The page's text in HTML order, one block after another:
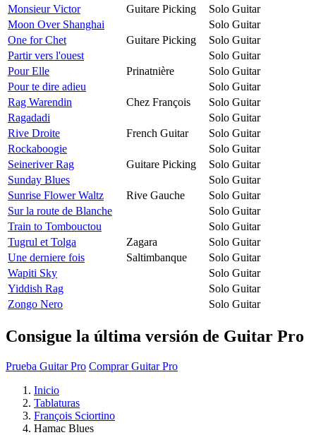
Monsieur Victor
Guitare Picking
Solo Guitar
Moon Over Shanghai
Solo Guitar
One for Chet
Guitare Picking
Solo Guitar
Partir vers l'ouest
Solo Guitar
Pour Elle
Prinatnière
Solo Guitar
Pour te dire adieu
Solo Guitar
Rag Warendin
Chez François
Solo Guitar
Ragadadi
Solo Guitar
Rive Droite
French Guitar
Solo Guitar
Rockaboogie
Solo Guitar
Seineriver Rag
Guitare Picking
Solo Guitar
Sunday Blues
Solo Guitar
Sunrise Flower Waltz
Rive Gauche
Solo Guitar
Sur la route de Blanche
Solo Guitar
Train to Tombouctou
Solo Guitar
Tugrul et Tolga
Zagara
Solo Guitar
Une derniere fois
Saltimbanque
Solo Guitar
Wapiti Sky
Solo Guitar
Yiddish Rag
Solo Guitar
Zongo Nero
Solo Guitar
Consigue la última versión de Guitar Pro
Prueba Guitar Pro Comprar Guitar Pro
Inicio
Tablaturas
François Sciortino
Hamac Blues